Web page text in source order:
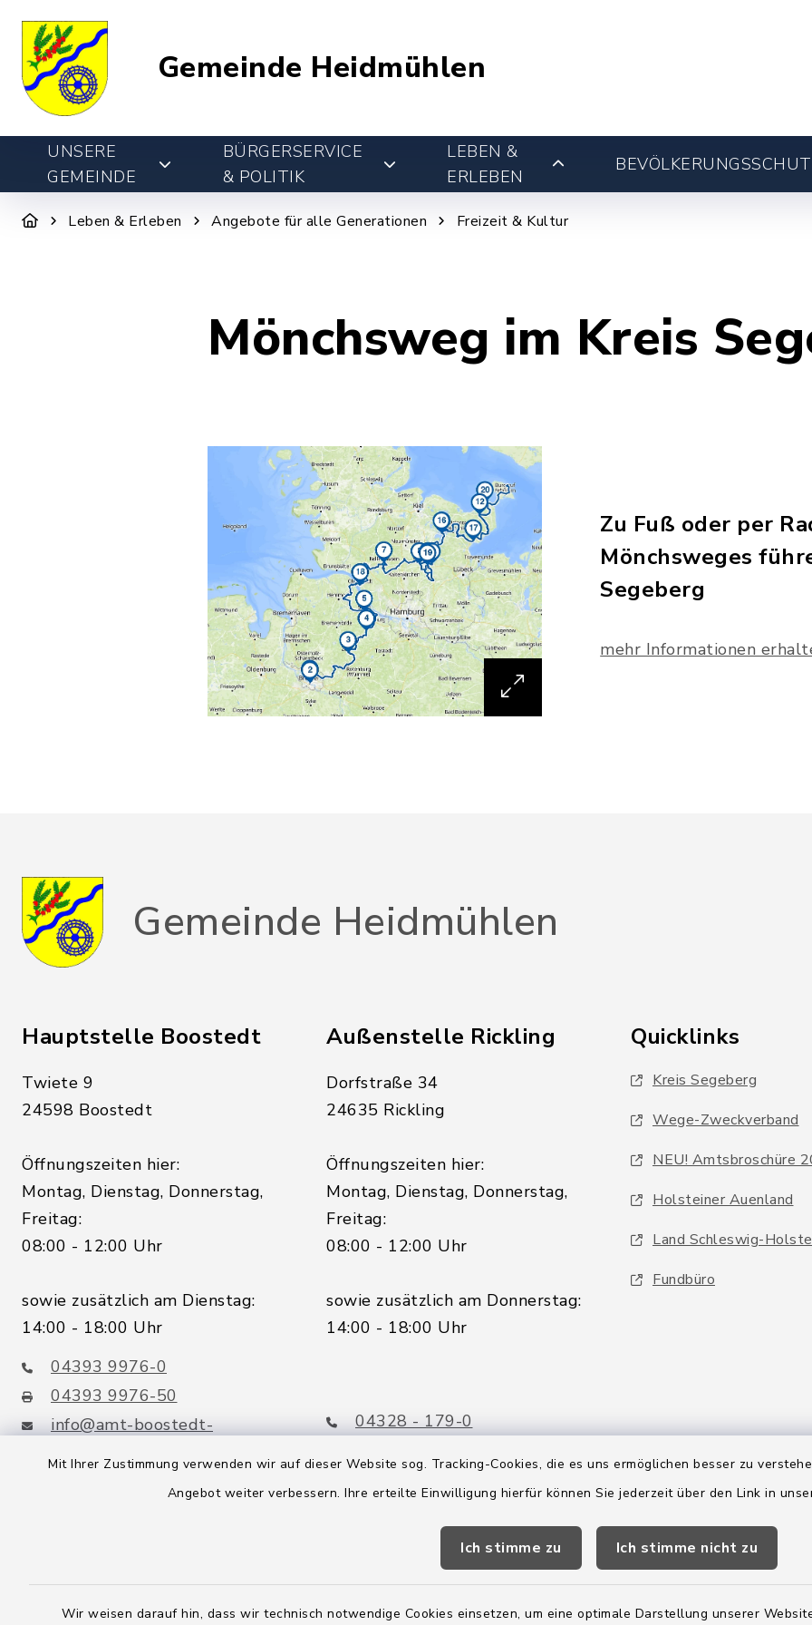
Mit Ihrer Zustimmung verwenden wir auf dieser Website sog. Tracking-Cookies, die es uns ermöglichen besser zu
Angebot weiter verbessern. Ihre erteilte Einwilligung hierfür können Sie jederzeit über den Link in
Ich stimme zu Ich stimme nicht zu
Wir weisen darauf hin, dass wir technisch notwendige Cookies einsetzen, um eine optimale Darstellung unserer
Gemeinde Heidmühlen
UNSERE
GEMEINDE
BÜRGERSERVICE
& POLITIK
LEBEN &
ERLEBEN
Leben & Erleben Angebote für alle Generationen Freizeit & Kultur
Mönchsweg im Kreis
Zu Fuß oder per
Mönchsweges
Segeberg
mehr Informationen
Gemeinde Heidmühlen
Hauptstelle Boostedt
Twiete 9
24598 Boostedt
Öffnungszeiten hier:
Montag, Dienstag, Donnerstag,
Freitag:
08:00 - 12:00 Uhr
sowie zusätzlich am Dienstag:
14:00 - 18:00 Uhr
04393 9976-0
04393 9976-50
info@amt-boostedt-
Leitweg-ID: 010605063-0000-
Außenstelle Rickling
Dorfstraße 34
24635 Rickling
Öffnungszeiten hier:
Montag, Dienstag, Donnerstag,
Freitag:
08:00 - 12:00 Uhr
sowie zusätzlich am Donnerstag:
14:00 - 18:00 Uhr
04328 - 179-0
rickling.de
Quicklinks
Kreis Segeberg
Wege-Zweckverband
NEU! Amtsbroschüre
Holsteiner Auenland
Land Schleswig-
Fundbüro